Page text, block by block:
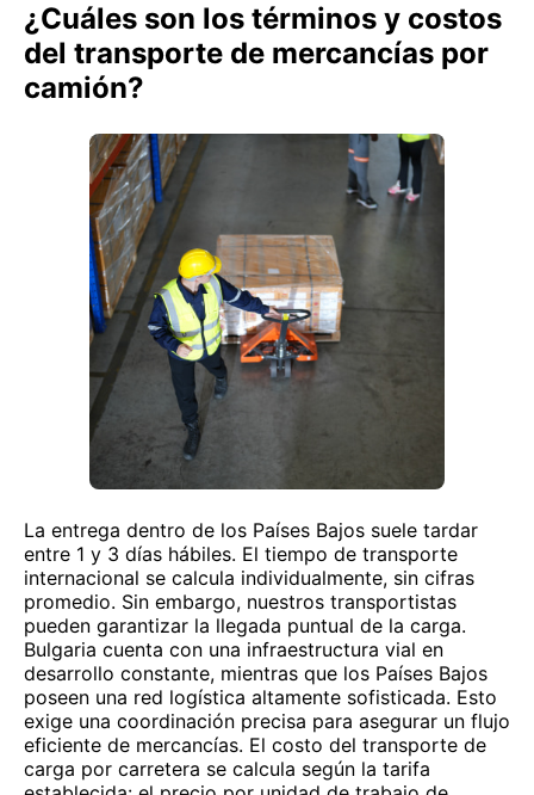
¿Cuáles son los términos y costos
del transporte de mercancías por
camión?
La entrega dentro de los Países Bajos suele tardar
entre 1 y 3 días hábiles. El tiempo de transporte
internacional se calcula individualmente, sin cifras
promedio. Sin embargo, nuestros transportistas
pueden garantizar la llegada puntual de la carga.
Bulgaria cuenta con una infraestructura vial en
desarrollo constante, mientras que los Países Bajos
poseen una red logística altamente sofisticada. Esto
exige una coordinación precisa para asegurar un flujo
eficiente de mercancías. El costo del transporte de
carga por carretera se calcula según la tarifa